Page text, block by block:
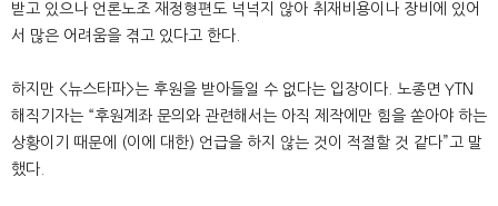
받고 있으나 언론노조 재정형편도 넉넉지 않아 취재비용이나 장비에 있어
서 많은 어려움을 겪고 있다고 한다.
하지만 <뉴스타파>는 후원을 받아들일 수 없다는 입장이다. 노종면 YTN
해직기자는 “후원계좌 문의와 관련해서는 아직 제작에만 힘을 쏟아야 하는
상황이기 때문에 (이에 대한) 언급을 하지 않는 것이 적절할 것 같다”고 말
했다.